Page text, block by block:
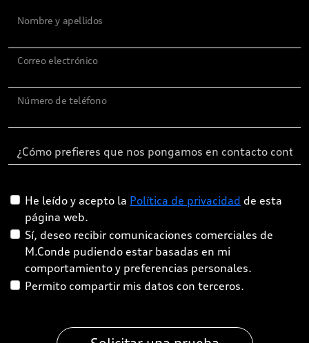
Nombre y apellidos
Correo electrónico
Número de teléfono
He leído y acepto la Política de privacidad de esta
página web.
Sí, deseo recibir comunicaciones comerciales de
M.Conde pudiendo estar basadas en mi
comportamiento y preferencias personales.
Permito compartir mis datos con terceros.